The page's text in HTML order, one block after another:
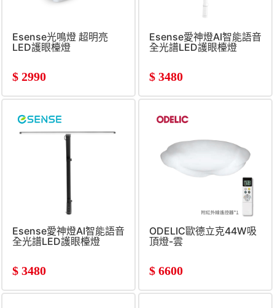
Esense光鳴燈 超明亮
LED護眼檯燈
$ 2990
Esense愛神燈AI智能語音
全光譜LED護眼檯燈
$ 3480
Esense愛神燈AI智能語音
全光譜LED護眼檯燈
$ 3480
ODELIC歐德立克44W吸
頂燈-雲
$ 6600